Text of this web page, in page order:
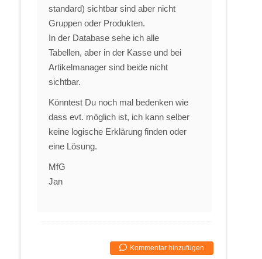
standard) sichtbar sind aber nicht
Gruppen oder Produkten.
In der Database sehe ich alle
Tabellen, aber in der Kasse und bei
Artikelmanager sind beide nicht
sichtbar.
Könntest Du noch mal bedenken wie
dass evt. möglich ist, ich kann selber
keine logische Erklärung finden oder
eine Lösung.
MfG
Jan
Kommentar hinzufügen